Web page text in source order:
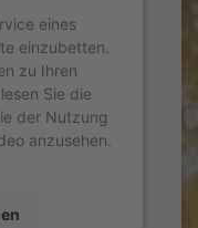
eines
einzubetten.
zu Ihren
Sie die
der Nutzung
anzusehen.